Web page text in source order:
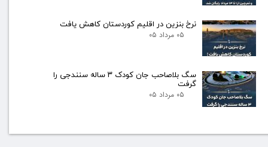
نرخ بنزین در اقلیم کوردستان کاهش یافت
۰۵ مرداد ۰۵
سگ بلاصاحب جان کودک ۳ ساله سنندجی را
گرفت
۰۵ مرداد ۰۵